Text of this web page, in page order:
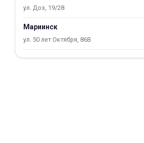
ул. Доз, 19/28
Мариинск
ул. 50 лет Октября, 86В
8 800 302-02-51